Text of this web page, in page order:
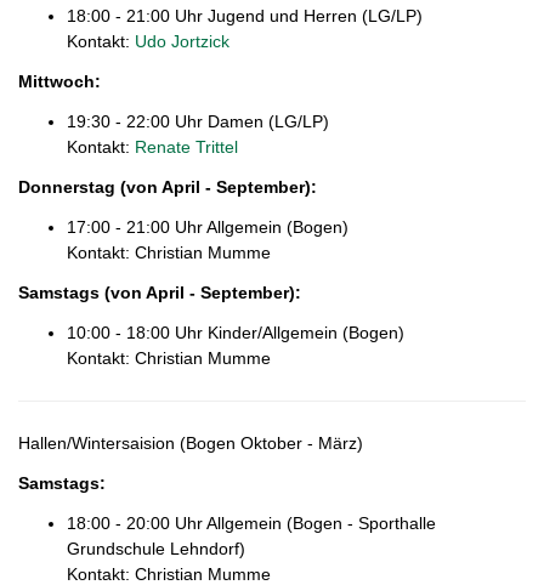
18:00 - 21:00 Uhr Jugend und Herren (LG/LP)
Kontakt: Udo Jortzick
Mittwoch:
19:30 - 22:00 Uhr Damen (LG/LP)
Kontakt: Renate Trittel
Donnerstag (von April - September):
17:00 - 21:00 Uhr Allgemein (Bogen)
Kontakt: Christian Mumme
Samstags (von April - September):
10:00 - 18:00 Uhr Kinder/Allgemein (Bogen)
Kontakt: Christian Mumme
Hallen/Wintersaision (Bogen Oktober - März)
Samstags:
18:00 - 20:00 Uhr Allgemein (Bogen - Sporthalle
Grundschule Lehndorf)
Kontakt: Christian Mumme